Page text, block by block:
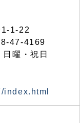
1-22
47-4169
曜・祝日